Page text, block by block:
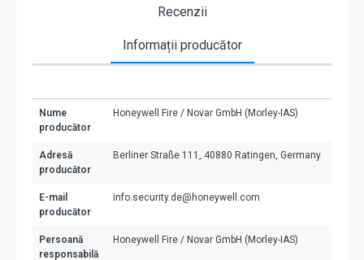
Recenzii
Informații producător
Nume
producător
Honeywell Fire / Novar GmbH (Morley-IAS)
Adresă
producător
Berliner Straße 111, 40880 Ratingen, Germany
E-mail
producător
info.security.de@honeywell.com
Persoană
responsabilă
Honeywell Fire / Novar GmbH (Morley-IAS)